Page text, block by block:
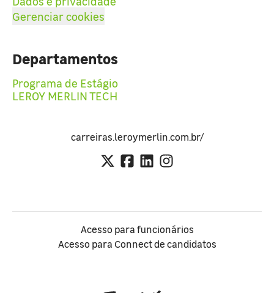
Gerenciar cookies
Departamentos
Programa de Estágio
LEROY MERLIN TECH
carreiras.leroymerlin.com.br/
Acesso para funcionários
Acesso para Connect de candidatos